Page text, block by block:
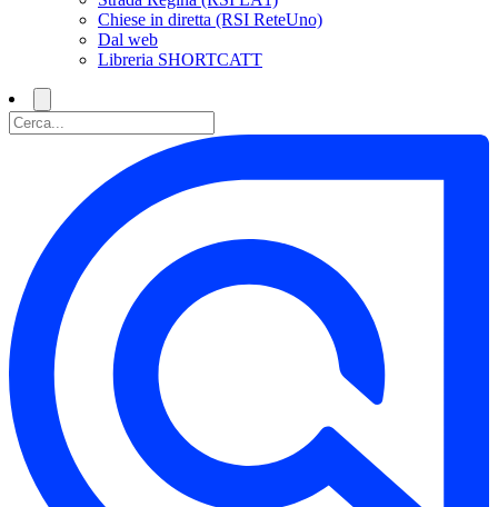
Chiese in diretta (RSI ReteUno)
Dal web
Libreria SHORTCATT